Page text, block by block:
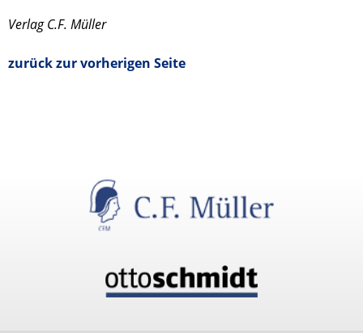
Verlag C.F. Müller
zurück zur vorherigen Seite